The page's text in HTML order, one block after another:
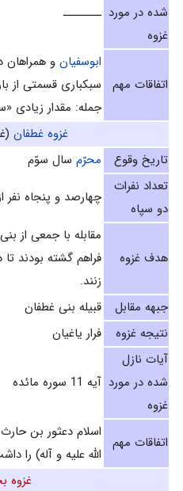
شده در مورد
غزوه
ــــــــ
اتفاقات مهم
ابوسفيان و همراهان
سبكبارى قسمتى از
جمله: مقدار زيادى
غزوه غطفان‌
تاریخ وقوع
محرّم سال سوّم‌
تعداد نفرات
دو سپاه
چهارصد و پنجاه نفر
هدف غزوه
مقابله با جمعى از
فراهم گشته‌ بودند
زنند.
جبهه مقابل
قبیله بنی غطفان
نتیجه غزوه
فرار یاغیان
آیات نازل
شده در مورد
غزوه
آيه 11 سوره مائده‌
اتفاقات مهم
اسلام دعثور بن
الله علیه و آله) را
غزوه